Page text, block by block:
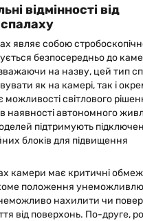
відмінності від
являє собою
безпосередньо до
на назву, цей тип
як на камері, так і
світлового
наявності автономного
підтримують
блоків для підвищення
камери має критичні
положення
нахилити чи
від поверхонь. По-друге,